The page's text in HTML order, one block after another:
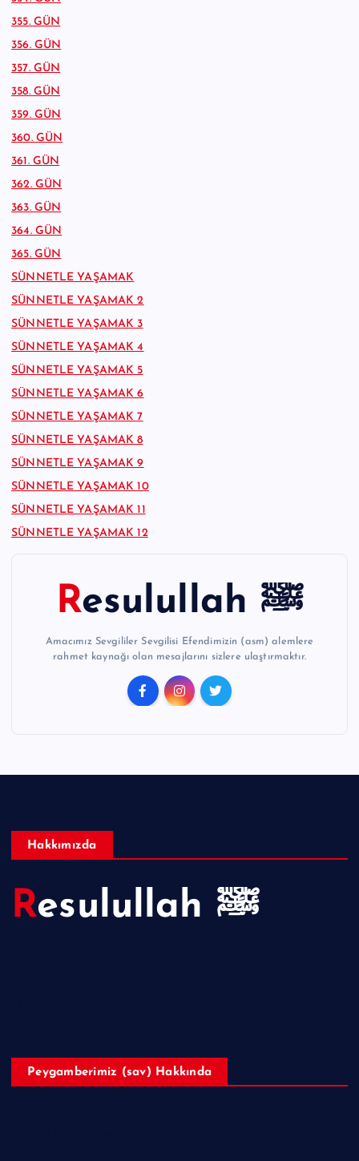
355. GÜN
356. GÜN
357. GÜN
358. GÜN
359. GÜN
360. GÜN
361. GÜN
362. GÜN
363. GÜN
364. GÜN
365. GÜN
SÜNNETLE YAŞAMAK
SÜNNETLE YAŞAMAK 2
SÜNNETLE YAŞAMAK 3
SÜNNETLE YAŞAMAK 4
SÜNNETLE YAŞAMAK 5
SÜNNETLE YAŞAMAK 6
SÜNNETLE YAŞAMAK 7
SÜNNETLE YAŞAMAK 8
SÜNNETLE YAŞAMAK 9
SÜNNETLE YAŞAMAK 10
SÜNNETLE YAŞAMAK 11
SÜNNETLE YAŞAMAK 12
Resulullah ﷺ
Amacımız Sevgililer Sevgilisi Efendimizin (asm) alemlere
rahmet kaynağı olan mesajlarını sizlere ulaştırmaktır.
Hakkımızda
Resulullah ﷺ
Peygamberimiz (sav) Hakkında